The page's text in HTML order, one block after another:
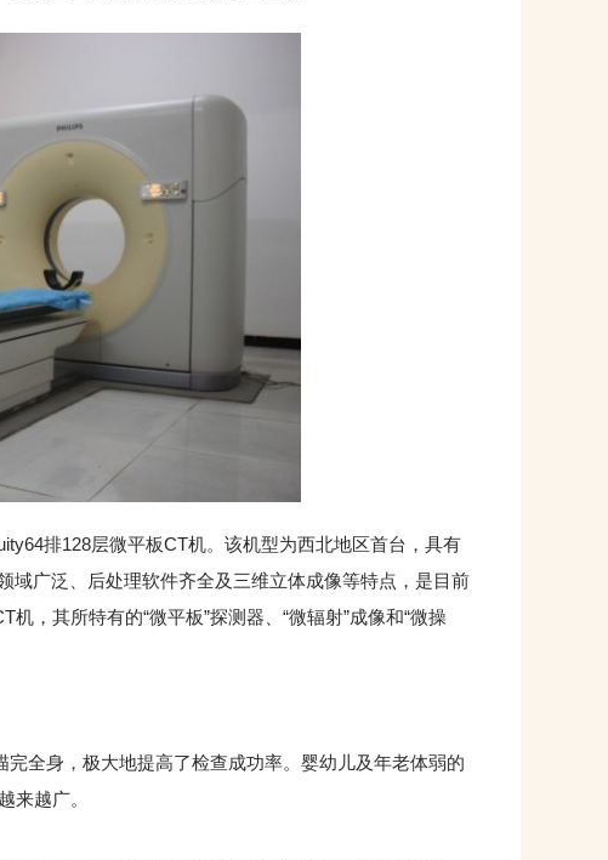
排128层微平板CT机。该机型为西北地区首台，具有
域广泛、后处理软件齐全及三维立体成像等特点，是目前
，其所特有的“微平板”探测器、“微辐射”成像和“微操
全身，极大地提高了检查成功率。婴幼儿及年老体弱的
来越广。